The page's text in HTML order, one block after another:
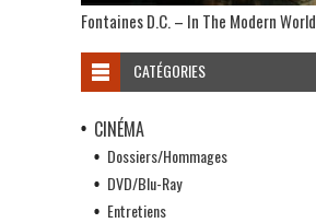
Fontaines D.C. – In The Modern World
CATÉGORIES
CINÉMA
Dossiers/Hommages
DVD/Blu-Ray
Entretiens